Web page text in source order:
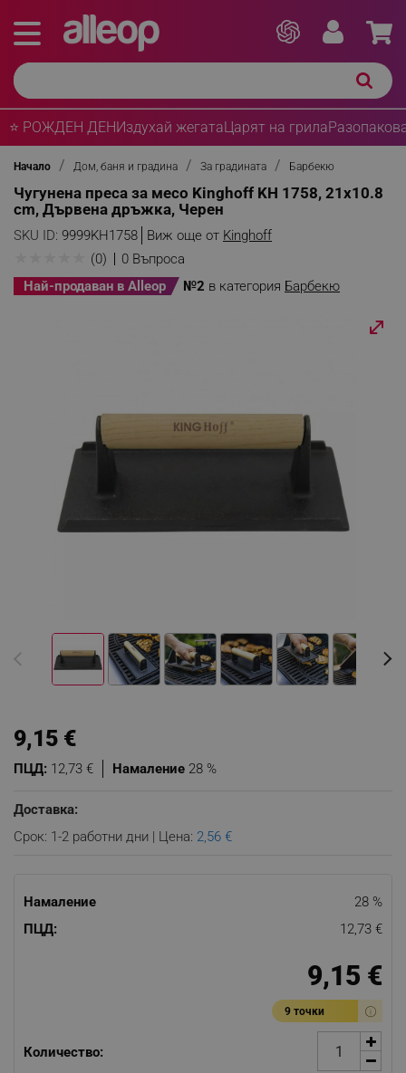
⭐ РОЖДЕН ДЕНИздухай жегатаЦарят на грила
Начало Дом, баня и градина За градината Барбекю
Чугунена преса за месо Kinghoff KH 1758, 21x10.8
cm, Дървена дръжка, Черен
SKU ID: 9999KH1758 Виж още от Kinghoff
(0)
0 Въпроса
Най-продаван в Alleop
№2 в категория Барбекю
Намаление 28 %
ПЦД: 12,73 €
9,15 €
Доставка:
Срок: 1-2 работни дни | Цена: 2,56 €
Намаление
28 %
ПЦД:
12,73 €
9,15 €
9 точки
Количество: